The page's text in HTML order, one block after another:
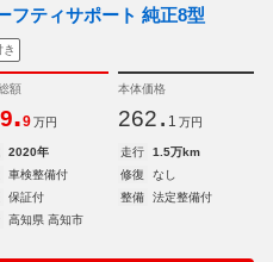
フティサポート 純正8型
額
.9 万円
本体価格
262. 1 万円
2020年 走行
1.5万km
車検整備付 修復
なし
保証付 整備
法定整備付
高知県 高知市